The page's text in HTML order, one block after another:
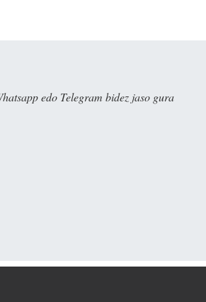
edo Telegram bidez jaso gura